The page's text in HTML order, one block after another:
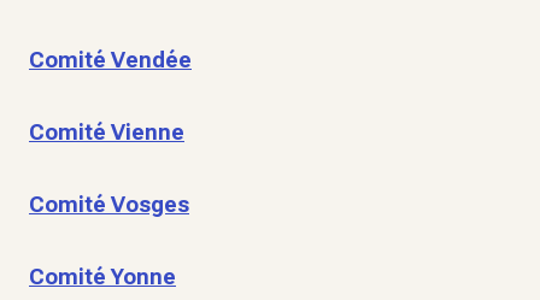
Comité Vendée
Comité Vienne
Comité Vosges
Comité Yonne